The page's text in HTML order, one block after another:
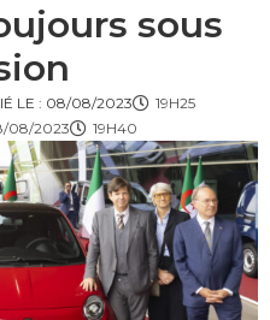
sous
LE : 08/08/2023
19H25
08/2023
19H40